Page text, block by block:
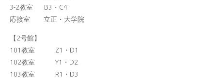
3-2教室 B3・C4
応接室 立正・大学院
【2号館】
101教室 Z1・D1
102教室 Y1・D2
103教室 R1・D3